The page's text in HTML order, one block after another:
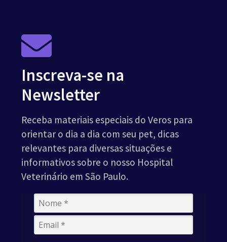
Inscreva-se na
Newsletter
Receba materiais especiais do Veros para
orientar o dia a dia com seu pet, dicas
relevantes para diversas situações e
informativos sobre o nosso Hospital
Veterinário em São Paulo.